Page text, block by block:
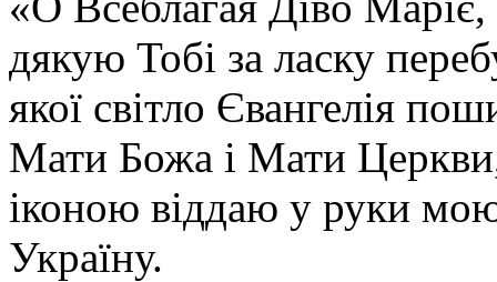
дякую Тобі за ласку
якої світло Євангелія
Мати Божа і Мати
іконою віддаю у руки
Україну.